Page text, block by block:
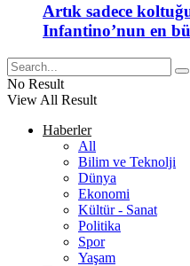
Artık sadece
Infantino’nun en
No Result
View All Result
Haberler
All
Bilim ve Teknolji
Dünya
Ekonomi
Kültür - Sanat
Politika
Spor
Yaşam